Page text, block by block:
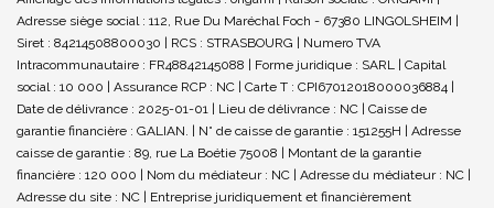
Adresse siège social : 112, Rue Du Maréchal Foch - 67380 LINGOLSHEIM |
Siret : 84214508800030 | RCS : STRASBOURG | Numero TVA
Intracommunautaire : FR48842145088 | Forme juridique : SARL | Capital
social : 10 000 | Assurance RCP : NC | Carte T : CPI67012018000036884 |
Date de délivrance : 2025-01-01 | Lieu de délivrance : NC | Caisse de
garantie financière : GALIAN. | N° de caisse de garantie : 151255H | Adresse
caisse de garantie : 89, rue La Boétie 75008 | Montant de la garantie
financière : 120 000 | Nom du médiateur : NC | Adresse du médiateur : NC |
Adresse du site : NC | Entreprise juridiquement et financièrement